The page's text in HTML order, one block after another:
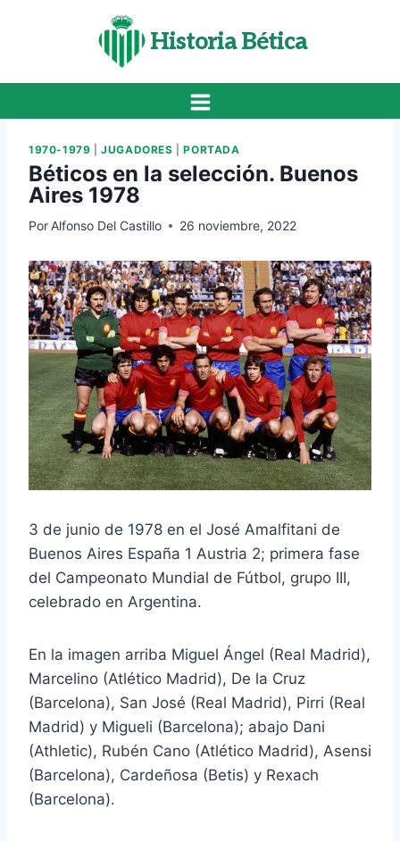
Historia Bética
1970-1979 |JUGADORES |PORTADA
Béticos en la selección. Buenos
Aires 1978
Por Alfonso Del Castillo 26 noviembre, 2022
3 de junio de 1978 en el José Amalfitani de
Buenos Aires España 1 Austria 2; primera fase
del Campeonato Mundial de Fútbol, grupo III,
celebrado en Argentina.
En la imagen arriba Miguel Ángel (Real Madrid),
Marcelino (Atlético Madrid), De la Cruz
(Barcelona), San José (Real Madrid), Pirri (Real
Madrid) y Migueli (Barcelona); abajo Dani
(Athletic), Rubén Cano (Atlético Madrid), Asensi
(Barcelona), Cardeñosa (Betis) y Rexach
(Barcelona).